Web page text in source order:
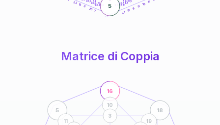
60
56-57,5
57,5-58,5
58,5-59
61-62,5
62,5-63,5
63,5-64 17
10
11
9
16
21
7
20
8
15
22
5
Matrice di Coppia
16
5 18
10
3
11 19